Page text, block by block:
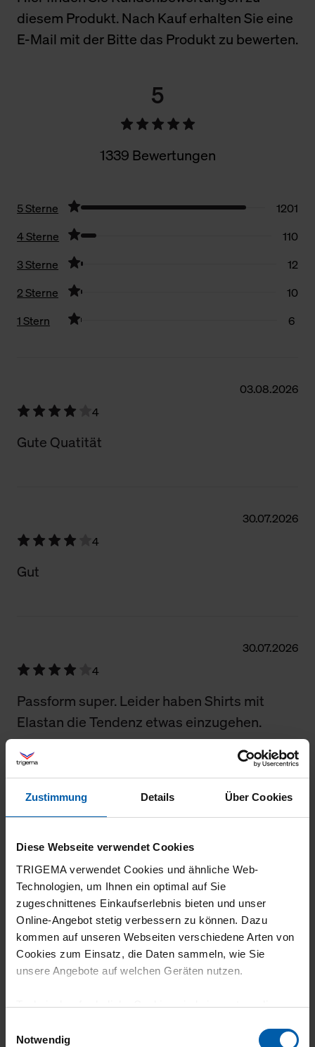
Zustimmung Details Über Cookies
Diese Webseite verwendet Cookies
TRIGEMA verwendet Cookies und ähnliche Web-
Technologien, um Ihnen ein optimal auf Sie
zugeschnittenes Einkaufserlebnis bieten und unser
Online-Angebot stetig verbessern zu können. Dazu
kommen auf unseren Webseiten verschiedene Arten von
Cookies zum Einsatz, die Daten sammeln, wie Sie
unsere Angebote auf welchen Geräten nutzen.
Technisch erforderliche Cookies sind eine notwendige
grundlegende Funktionen wie etwa zur Auswahl und
Notwendig
diesem Produkt. Nach Kauf erhalten Sie eine
E-Mail mit der Bitte das Produkt zu bewerten.
5
1339 Bewertungen
5 Sterne
1201
4 Sterne
110
3 Sterne
12
2 Sterne
10
1 Stern
6
03.08.2026
4
Gute Quatität
30.07.2026
4
Gut
30.07.2026
4
Passform super. Leider haben Shirts mit
Elastan die Tendenz etwas einzugehen.
29.07.2026
5
Ich mag den Kragen und den Stoff generell.
29.07.2026
5
Absolutes Lieblingsshirt und die